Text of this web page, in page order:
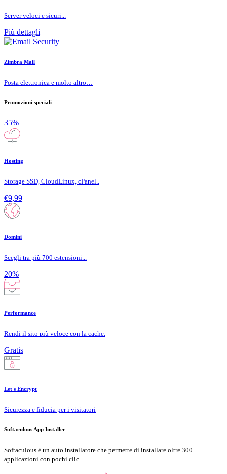
Server veloci e sicuri...
Più dettagli
Zimbra Mail
Posta elettronica e molto altro…
Promozioni speciali
35%
Hosting
Storage SSD, CloudLinux, cPanel..
€9,99
Domini
Scegli tra più 700 estensioni...
20%
Performance
Rendi il sito più veloce con la cache.
Gratis
Let's Encrypt
Sicurezza e fiducia per i visitatori
Softaculous App Installer
Softaculous è un auto installatore che permette di installare oltre 300
applicazioni con pochi clic